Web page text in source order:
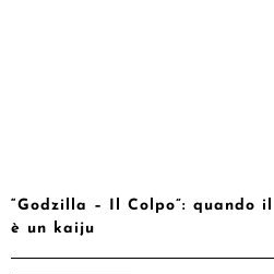
“Godzilla – Il Colpo”: quando
è un kaiju